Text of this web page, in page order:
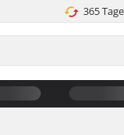
365